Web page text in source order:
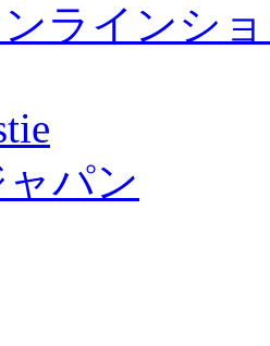
ラインシ
パン